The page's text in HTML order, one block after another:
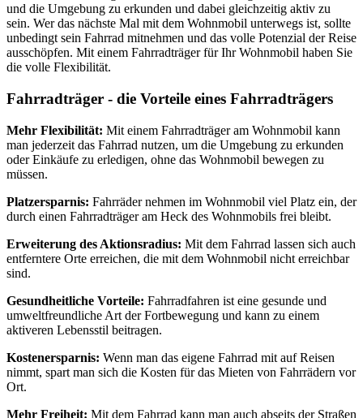
und die Umgebung zu erkunden und dabei gleichzeitig aktiv zu
sein. Wer das nächste Mal mit dem Wohnmobil unterwegs ist, sollte
unbedingt sein Fahrrad mitnehmen und das volle Potenzial der Reise
ausschöpfen. Mit einem Fahrradträger für Ihr Wohnmobil haben Sie
die volle Flexibilität.
Fahrradträger - die Vorteile eines Fahrradträgers
Mehr Flexibilität: Mit einem Fahrradträger am Wohnmobil kann
man jederzeit das Fahrrad nutzen, um die Umgebung zu erkunden
oder Einkäufe zu erledigen, ohne das Wohnmobil bewegen zu
müssen.
Platzersparnis: Fahrräder nehmen im Wohnmobil viel Platz ein, der
durch einen Fahrradträger am Heck des Wohnmobils frei bleibt.
Erweiterung des Aktionsradius: Mit dem Fahrrad lassen sich auch
entferntere Orte erreichen, die mit dem Wohnmobil nicht erreichbar
sind.
Gesundheitliche Vorteile: Fahrradfahren ist eine gesunde und
umweltfreundliche Art der Fortbewegung und kann zu einem
aktiveren Lebensstil beitragen.
Kostenersparnis: Wenn man das eigene Fahrrad mit auf Reisen
nimmt, spart man sich die Kosten für das Mieten von Fahrrädern vor
Ort.
Mehr Freiheit: Mit dem Fahrrad kann man auch abseits der Straßen